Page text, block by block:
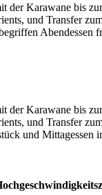
der Karawane bis
und
der Karawane bis
und
und